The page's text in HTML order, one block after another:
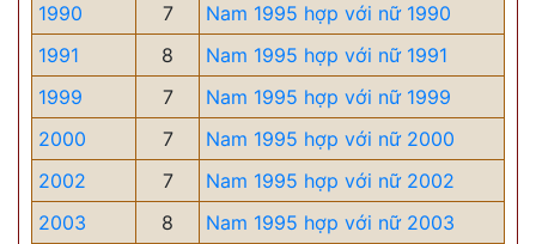
1990
7
Nam 1995 hợp với nữ 1990
1991
8
Nam 1995 hợp với nữ 1991
1999
7
Nam 1995 hợp với nữ 1999
2000
7
Nam 1995 hợp với nữ 2000
2002
7
Nam 1995 hợp với nữ 2002
2003
8
Nam 1995 hợp với nữ 2003